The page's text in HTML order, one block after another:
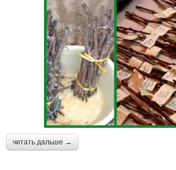
читать дальше →